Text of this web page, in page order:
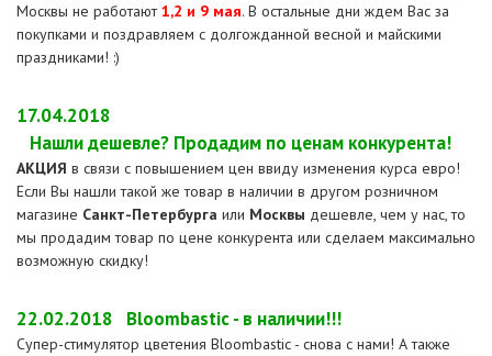
Москвы не работают1,2 и 9 мая. В остальные дни ждем Вас за
покупками и поздравляем с долгожданной весной и майскими
праздниками! :)
17.04.2018
Нашли дешевле? Продадим по ценам конкурента!
АКЦИЯ в связи с повышением цен ввиду изменения курса евро!
Если Вы нашли такой же товар в наличии в другом розничном
магазине Санкт-Петербурга или Москвы дешевле, чем у нас, то
мы продадим товар по цене конкурента или сделаем максимально
возможную скидку!
22.02.2018 Bloombastic - в наличии!!!
Супер-стимулятор цветения Bloombastic - снова с нами! А также